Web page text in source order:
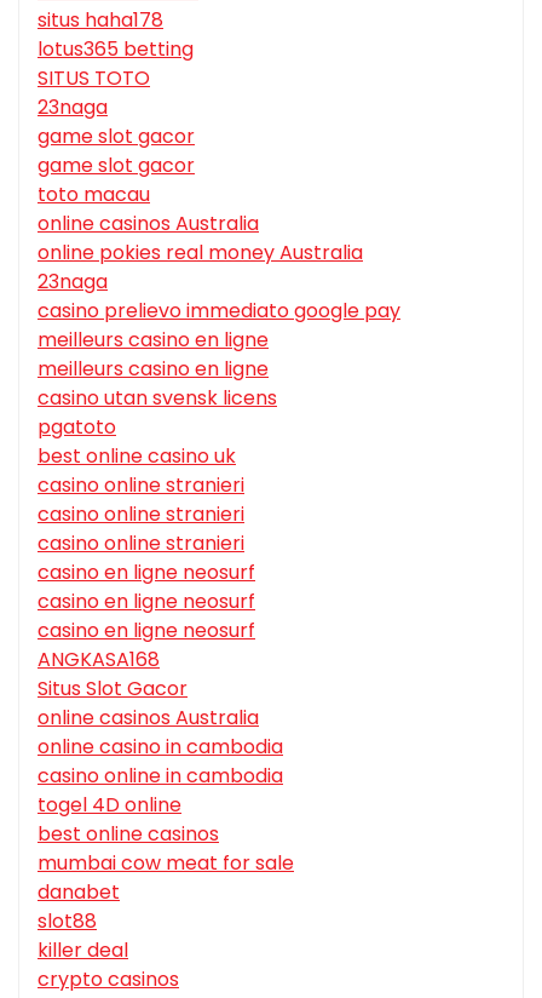
situs haha178
lotus365 betting
SITUS TOTO
23naga
game slot gacor
game slot gacor
toto macau
online casinos Australia
online pokies real money Australia
23naga
casino prelievo immediato google pay
meilleurs casino en ligne
meilleurs casino en ligne
casino utan svensk licens
pgatoto
best online casino uk
casino online stranieri
casino online stranieri
casino online stranieri
casino en ligne neosurf
casino en ligne neosurf
casino en ligne neosurf
ANGKASA168
Situs Slot Gacor
online casinos Australia
online casino in cambodia
casino online in cambodia
togel 4D online
best online casinos
mumbai cow meat for sale
danabet
slot88
killer deal
crypto casinos